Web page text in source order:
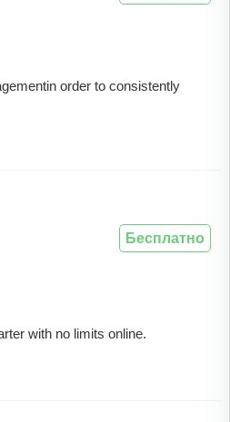
order to consistently
with no limits online.
Бесплатно